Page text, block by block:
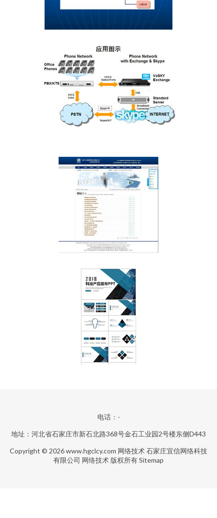
电话：-
地址：河北省石家庄市新石北路368号金石工业园2号楼东侧D443
Copyright © 2026www.hgclcy.com 网络技术石家庄宜信网络科技
有限公司 网络技术 版权所有Sitemap